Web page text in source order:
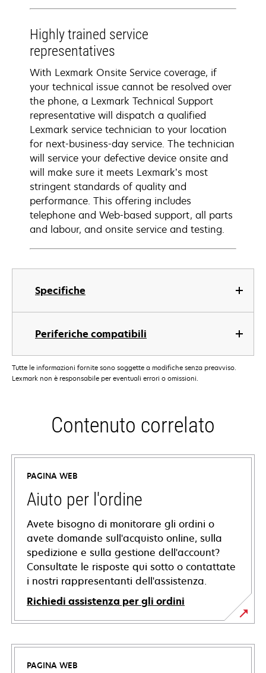
Specifiche
Periferiche compatibili
Highly trained service
representatives
With Lexmark Onsite Service coverage, if
your technical issue cannot be resolved over
the phone, a Lexmark Technical Support
representative will dispatch a qualified
Lexmark service technician to your location
for next-business-day service. The technician
will service your defective device onsite and
will make sure it meets Lexmark’s most
stringent standards of quality and
performance. This offering includes
telephone and Web-based support, all parts
and labour, and onsite service and testing.
Tutte le informazioni fornite sono soggette a modifiche senza preavviso.
Lexmark non è responsabile per eventuali errori o omissioni.
Contenuto correlato
PAGINA WEB
Aiuto per l'ordine
Avete bisogno di monitorare gli ordini o
avete domande sull'acquisto online, sulla
spedizione e sulla gestione dell'account?
Consultate le risposte qui sotto o contattate
i nostri rappresentanti dell'assistenza.
Richiedi assistenza per gli ordini
PAGINA WEB